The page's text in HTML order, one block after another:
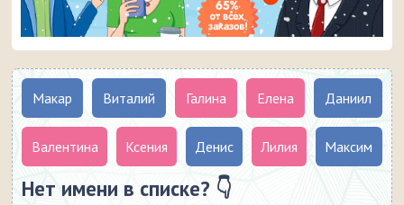
Макар Виталий Галина Елена Даниил
Валентина Ксения Денис Лилия Максим
Нет имени в списке? 👇